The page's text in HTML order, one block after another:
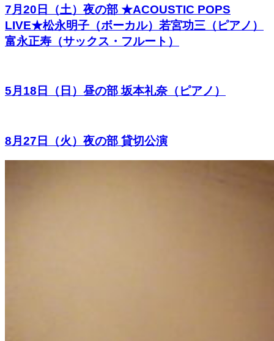
7月20日（土）夜の部 ★ACOUSTIC POPS
LIVE★松永明子（ボーカル）若宮功三（ピアノ）
富永正寿（サックス・フルート）
5月18日（日）昼の部 坂本礼奈（ピアノ）
8月27日（火）夜の部 貸切公演